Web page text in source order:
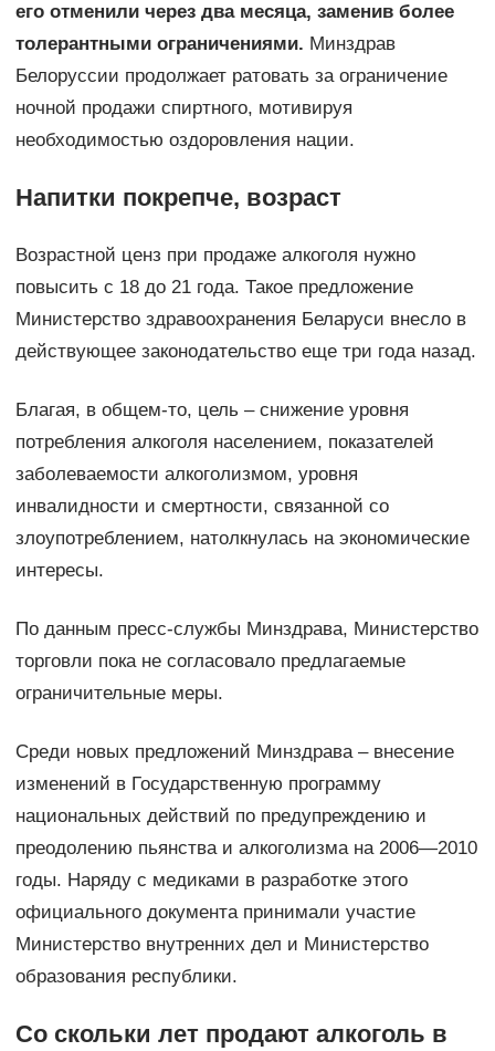
его отменили через два месяца, заменив более
толерантными ограничениями. Минздрав
Белоруссии продолжает ратовать за ограничение
ночной продажи спиртного, мотивируя
необходимостью оздоровления нации.
Напитки покрепче, возраст
Возрастной ценз при продаже алкоголя нужно
повысить с 18 до 21 года. Такое предложение
Министерство здравоохранения Беларуси внесло в
действующее законодательство еще три года назад.
Благая, в общем-то, цель – снижение уровня
потребления алкоголя населением, показателей
заболеваемости алкоголизмом, уровня
инвалидности и смертности, связанной со
злоупотреблением, натолкнулась на экономические
интересы.
По данным пресс-службы Минздрава, Министерство
торговли пока не согласовало предлагаемые
ограничительные меры.
Среди новых предложений Минздрава – внесение
изменений в Государственную программу
национальных действий по предупреждению и
преодолению пьянства и алкоголизма на 2006—2010
годы. Наряду с медиками в разработке этого
официального документа принимали участие
Министерство внутренних дел и Министерство
образования республики.
Со скольки лет продают алкоголь в